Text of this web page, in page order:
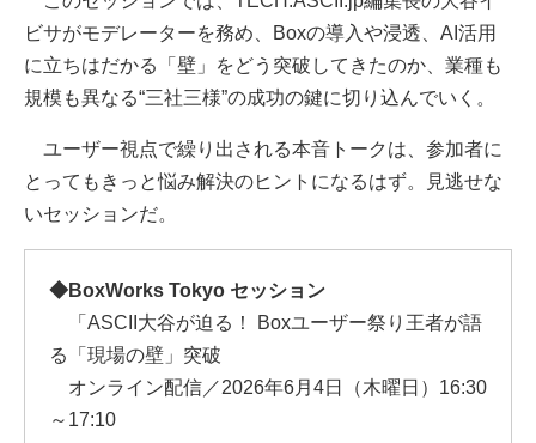
ビサがモデレーターを務め、Boxの導入や浸透、AI活用
に立ちはだかる「壁」をどう突破してきたのか、業種も
規模も異なる“三社三様”の成功の鍵に切り込んでいく。
ユーザー視点で繰り出される本音トークは、参加者に
とってもきっと悩み解決のヒントになるはず。見逃せな
いセッションだ。
◆BoxWorks Tokyo セッション
「ASCII大谷が迫る！ Boxユーザー祭り王者が語
る「現場の壁」突破
オンライン配信／2026年6月4日（木曜日）16:30
～17:10